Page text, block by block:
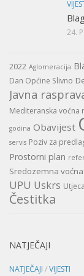
24.
2022 Aglomeracija
Dan Općine Slivno
Javna
Mediteranska voćna
godina Obavijest
servis Poziv za
Prostorni plan
Sredozemna
UPU Uskrs
Čestitka
NATJEČAJI
NATJEČAJI /VIJESTI